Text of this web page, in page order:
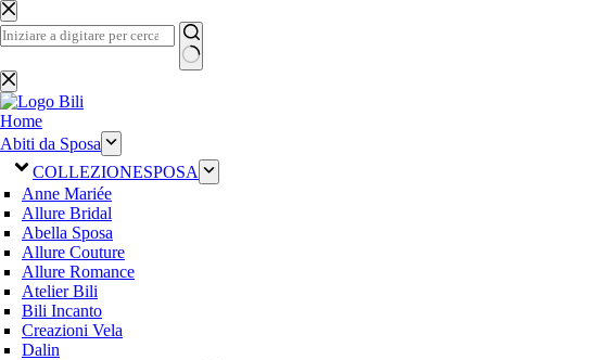
Salta
al
contenuto
Nessun
risultato
Home
Abiti da Sposa
COLLEZIONESPOSA
Anne Mariée
Allure Bridal
Abella Sposa
Allure Couture
Allure Romance
Atelier Bili
Bili Incanto
Creazioni Vela
Dalin